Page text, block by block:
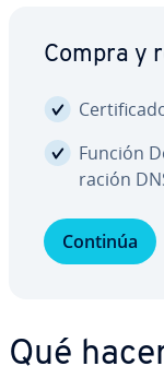
Compra y
Función
ra­ción
Continúa
Qué